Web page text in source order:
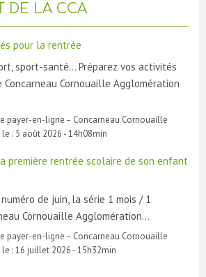
DE LA CCA
pour la rentrée
sport-santé… Préparez vos activités
Cornouaille Agglomération
payer-en-ligne – Concarneau Cornouaille
le : 5 août 2026 - 14h08min
première rentrée scolaire de son enfant
de juin, la série 1 mois / 1
Cornouaille Agglomération…
payer-en-ligne – Concarneau Cornouaille
le :16 juillet 2026 - 15h32min